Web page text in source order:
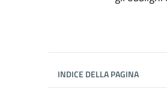
INDICE DELLA PAGINA